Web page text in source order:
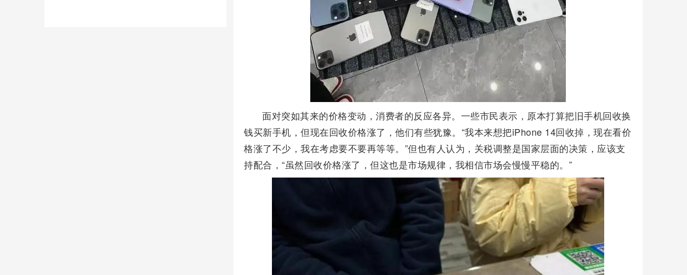
面对突如其来的价格变动，消费者的反应各异。一些市民表示，原本打算把旧手机回收换
钱买新手机，但现在回收价格涨了，他们有些犹豫。“我本来想把iPhone 14回收掉，现在看价
格涨了不少，我在考虑要不要再等等。”但也有人认为，关税调整是国家层面的决策，应该支
持配合，“虽然回收价格涨了，但这也是市场规律，我相信市场会慢慢平稳的。”